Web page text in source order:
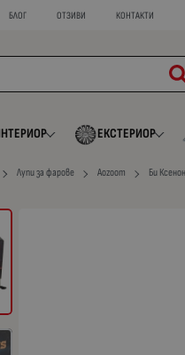
БЛОГ ОТЗИВИ КОНТАКТИ
ЕКСТЕРИОР
Лупи за фарове Aozoom Би